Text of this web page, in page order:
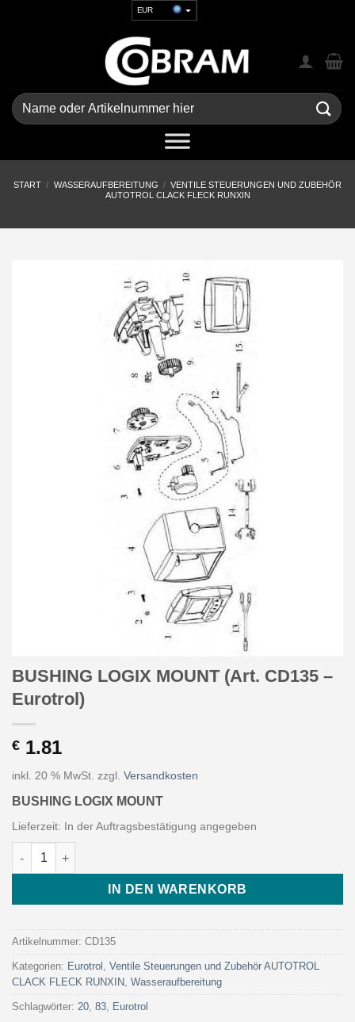
EUR
GBP
CHF
UAH
Suchen
nach:
START / WASSERAUFBEREITUNG / VENTILE STEUERUNGEN UND ZUBEHÖR
AUTOTROL CLACK FLECK RUNXIN
BUSHING LOGIX MOUNT (Art. CD135 –
Eurotrol)
€ 1.81
inkl. 20 % MwSt. zzgl. Versandkosten
BUSHING LOGIX MOUNT
Lieferzeit: In der Auftragsbestätigung angegeben
BUSHING LOGIX MOUNT (Art. CD135 - Eurotrol) Menge
IN DEN WARENKORB
Artikelnummer: CD135
Kategorien: Eurotrol , Ventile Steuerungen und Zubehör AUTOTROL
CLACK FLECK RUNXIN, Wasseraufbereitung
Schlagwörter: 20, 83, Eurotrol